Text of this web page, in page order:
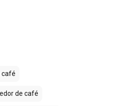
café
de café